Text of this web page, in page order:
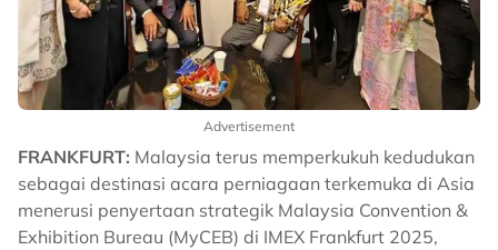
Advertisement
FRANKFURT: Malaysia terus memperkukuh kedudukan
sebagai destinasi acara perniagaan terkemuka di Asia
menerusi penyertaan strategik Malaysia Convention &
Exhibition Bureau (MyCEB) di IMEX Frankfurt 2025,